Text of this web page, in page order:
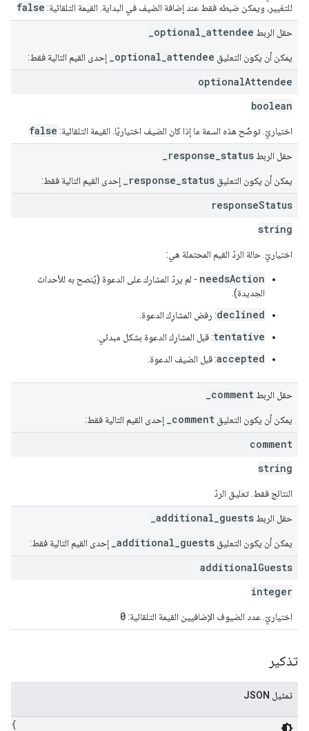
للتغيير، ويمكن ضبطه فقط عند إضافة الضيف في البداية. القيمة التلقائية: false
حقل الربط _optional_attendee
يمكن أن يكون التعليق _optional_attendee إحدى القيم التالية فقط:
optionalAttendee
boolean
اختياريّ. توضّح هذه السمة ما إذا كان الضيف اختياريًا. القيمة التلقائية: false
حقل الربط _response_status
يمكن أن يكون التعليق _response_status إحدى القيم التالية فقط:
responseStatus
string
اختياريّ. حالة الردّ القيم المحتملة هي:
needsAction - لم يردّ المشارِك على الدعوة (يُنصح به للأحداث
الجديدة).
declined: رفض المشارِك الدعوة.
tentative: قبل المشارِك الدعوة بشكل مبدئي.
accepted: قبل الضيف الدعوة.
حقل الربط _comment
يمكن أن يكون التعليق _comment إحدى القيم التالية فقط:
comment
string
النتائج فقط. تعليق الردّ
حقل الربط _additional_guests
يمكن أن يكون التعليق _additional_guests إحدى القيم التالية فقط:
additionalGuests
integer
اختياريّ. عدد الضيوف الإضافيين القيمة التلقائية:0
تذكير
تمثيل JSON
{